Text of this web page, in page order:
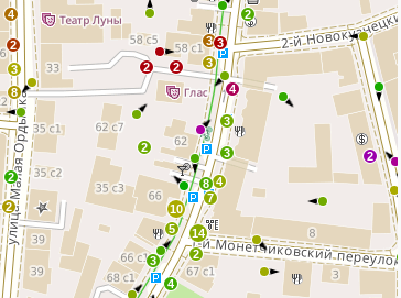
2
3 3
3
4
8
3
2
3
4
2
2
8
2
5
10
7
14
2
3
4
2
2
3
4
2